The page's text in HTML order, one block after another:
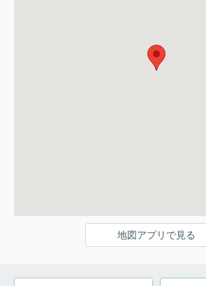
地図アプリで見る